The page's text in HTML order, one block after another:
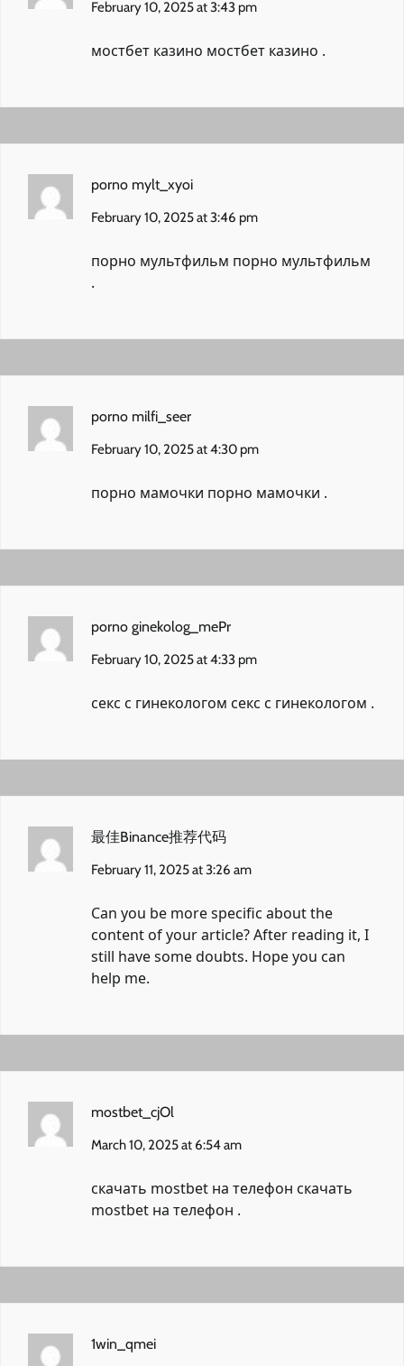
February 10, 2025 at 3:43 pm
мостбет казино мостбет казино .
porno mylt_xyoi
February 10, 2025 at 3:46 pm
порно мультфильм порно мультфильм
.
porno milfi_seer
February 10, 2025 at 4:30 pm
порно мамочки порно мамочки .
porno ginekolog_mePr
February 10, 2025 at 4:33 pm
секс с гинекологом секс с гинекологом .
最佳Binance推荐代码
February 11, 2025 at 3:26 am
Can you be more specific about the
content of your article? After reading it, I
still have some doubts. Hope you can
help me.
mostbet_cjOl
March 10, 2025 at 6:54 am
скачать mostbet на телефон скачать
mostbet на телефон .
1win_qmei